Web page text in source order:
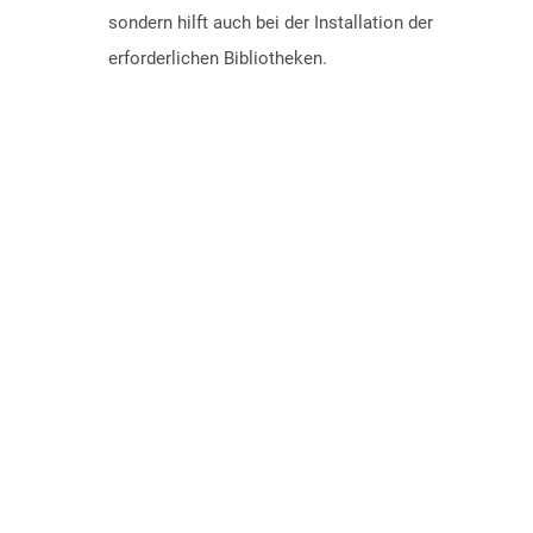
sondern hilft auch bei der Installation der
erforderlichen Bibliotheken.